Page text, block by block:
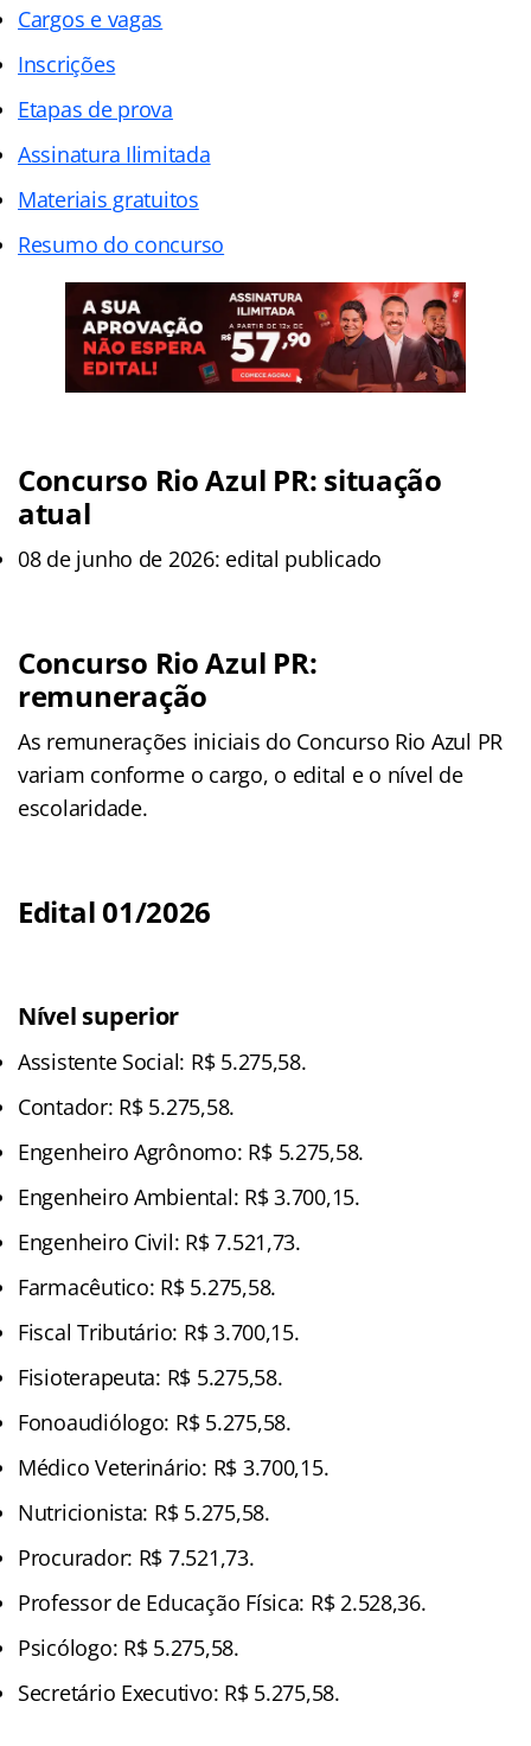
Cargos e vagas
Inscrições
Etapas de prova
Assinatura Ilimitada
Materiais gratuitos
Resumo do concurso
Concurso Rio Azul PR: situação
atual
08 de junho de 2026: edital publicado
Concurso Rio Azul PR:
remuneração
As remunerações iniciais do Concurso Rio Azul PR
variam conforme o cargo, o edital e o nível de
escolaridade.
Edital 01/2026
Nível superior
Assistente Social: R$ 5.275,58.
Contador: R$ 5.275,58.
Engenheiro Agrônomo: R$ 5.275,58.
Engenheiro Ambiental: R$ 3.700,15.
Engenheiro Civil: R$ 7.521,73.
Farmacêutico: R$ 5.275,58.
Fiscal Tributário: R$ 3.700,15.
Fisioterapeuta: R$ 5.275,58.
Fonoaudiólogo: R$ 5.275,58.
Médico Veterinário: R$ 3.700,15.
Nutricionista: R$ 5.275,58.
Procurador: R$ 7.521,73.
Professor de Educação Física: R$ 2.528,36.
Psicólogo: R$ 5.275,58.
Secretário Executivo: R$ 5.275,58.